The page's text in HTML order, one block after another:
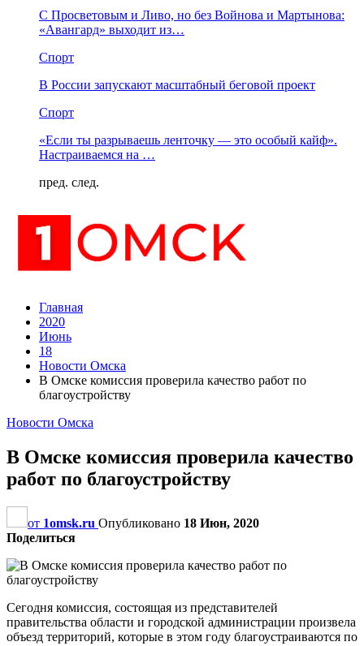
С Просветовым и Ливо, но без Войнова и Мартынова:
«Авангард» выходит из…
Спорт
В России запускают масштабный беговой проект
Спорт
«Если ты разрываешь ленточку — это особый кайф».
Настраиваемся на …
пред. след.
Главная
2020
Июнь
18
Новости Омска
В Омске комиссия проверила качество работ по
благоустройству
Новости Омска
В Омске комиссия проверила качество
работ по благоустройству
от 1omsk.ru Опубликовано 18 Июн, 2020
Поделиться
Сегодня комиссия, состоящая из представителей
правительства области и городской администрации произвела
объезд территорий, которые в этом году благоустраиваются по